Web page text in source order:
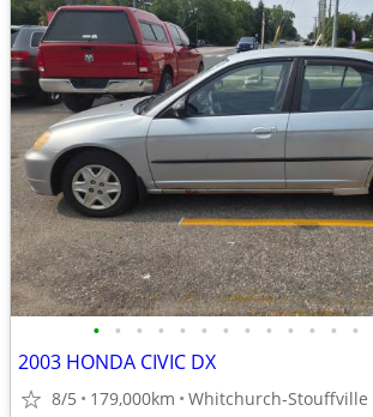
• • • • • • • • • • • • •
2003 HONDA CIVIC DX
8/5 179,000km Whitchurch-Stouffville